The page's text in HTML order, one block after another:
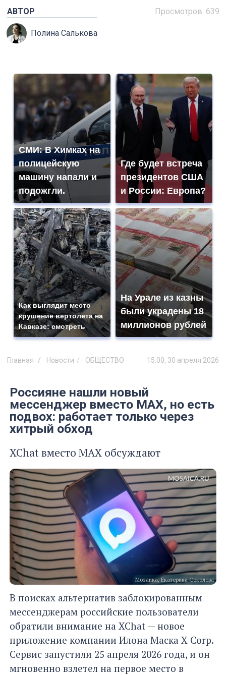
Просмотров: 639
АВТОР
Полина Салькова
СМИ: В Химках на
полицейскую
машину напали и
подожгли.
Где будет встреча
президентов США
и России: Европа?
Как выглядит место
крушение вертолета на
Кавказе: смотреть
На Урале из казны
были украдены 18
миллионов рублей
Главная Новости ОБЩЕСТВО 15:00, 30 апреля 2026
Россияне нашли новый
мессенджер вместо MAX, но есть
подвох: работает только через
хитрый обход
XChat вместо MAX обсуждают
Мозаика, Екатерина Соколова
В поисках альтернатив заблокированным
мессенджерам российские пользователи
обратили внимание на XChat — новое
приложение компании Илона Маска X Corp.
Сервис запустили 25 апреля 2026 года, и он
мгновенно взлетел на первое место в